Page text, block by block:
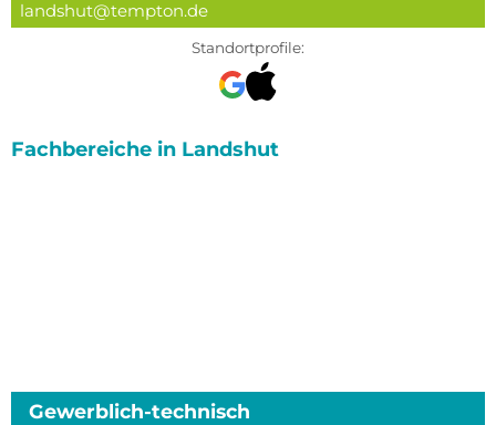
landshut@tempton.de
Standortprofile:
Fachbereiche in Landshut
Gewerblich-technisch